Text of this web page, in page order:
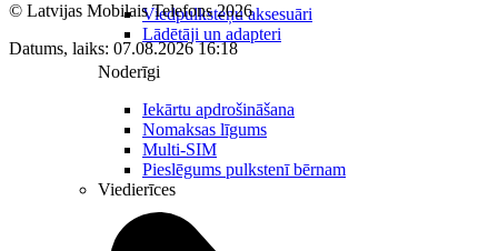
Viedpulksteņu aksesuāri
Lādētāji un adapteri
Noderīgi
Iekārtu apdrošināšana
Nomaksas līgums
Multi-SIM
Pieslēgums pulkstenī bērnam
Viedierīces
© Latvijas Mobilais Telefons2026
Datums, laiks: 07.08.2026 16:18